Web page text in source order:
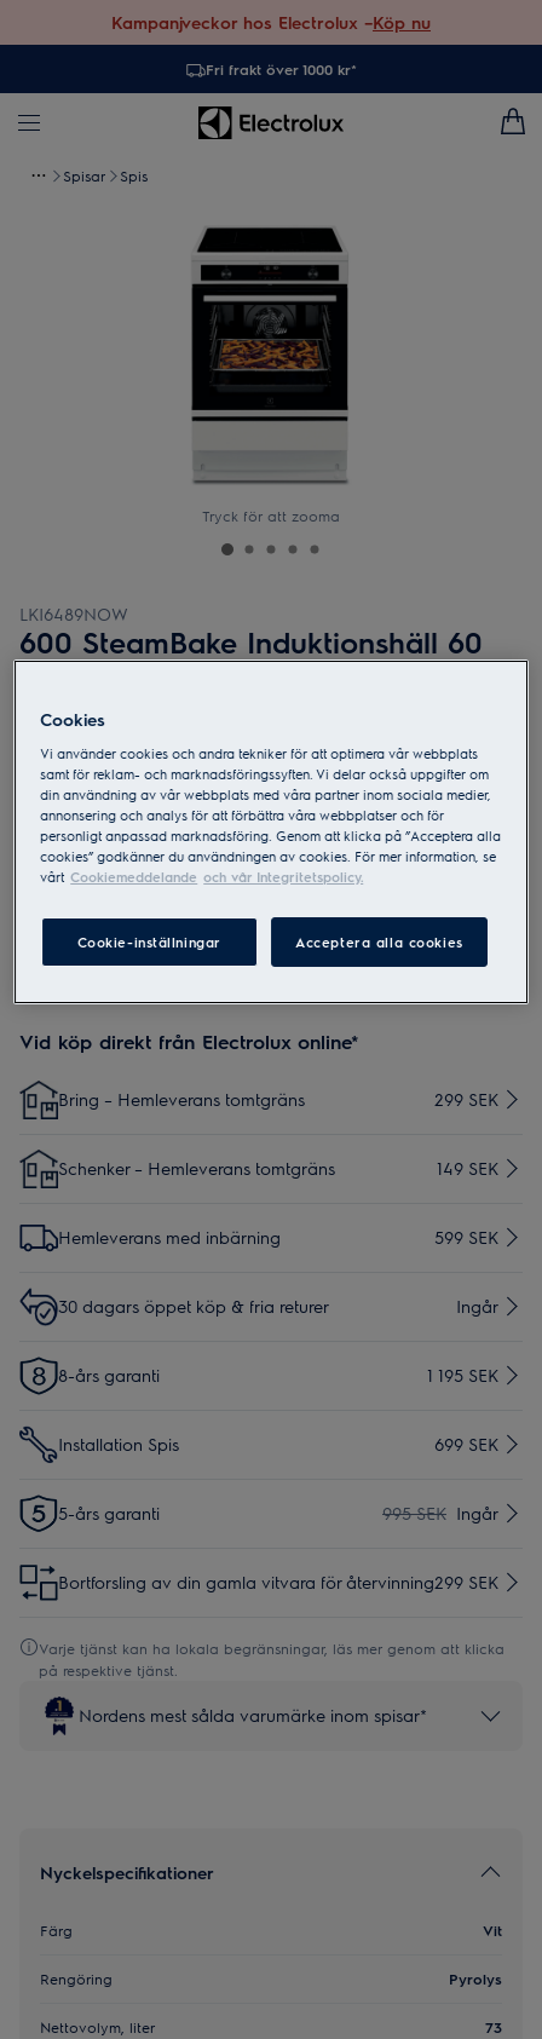
Kampanjveckor hos Electrolux –Köp nu
Fri frakt över 1000 kr*
Spisar Spis
Tryck för att zooma
LKI6489NOW
600 SteamBake Induktionshäll 60
Produktblad
Säkerhetsinstruktioner och säkerhetsvarningar enligt EU-
produktmanualen. Läs hela manualen för säker användning
av produkten.
Vid köp direkt från Electrolux online*
Bring – Hemleverans tomtgräns 299 SEK
Schenker – Hemleverans tomtgräns 149 SEK
Hemleverans med inbärning 599 SEK
30 dagars öppet köp & fria returer Ingår
8-års garanti 1 195 SEK
Installation Spis 699 SEK
5-års garanti 995 SEK Ingår
Bortforsling av din gamla vitvara för återvinning299 SEK
Varje tjänst kan ha lokala begränsningar, läs mer genom att klicka
på respektive tjänst.
Nordens mest sålda varumärke inom spisar*
Nyckelspecifikationer
Färg Vit
Rengöring Pyrolys
Nettovolym, liter 73
Cookies
Vi använder cookies och andra tekniker för att optimera vår webbplats
samt för reklam- och marknadsföringssyften. Vi delar också uppgifter om
din användning av vår webbplats med våra partner inom sociala medier,
annonsering och analys för att förbättra våra webbplatser och för
personligt anpassad marknadsföring. Genom att klicka på ”Acceptera alla
cookies” godkänner du användningen av cookies. För mer information, se
vårt Cookiemeddelande och vår Integritetspolicy.
Cookie-inställningar Acceptera alla cookies